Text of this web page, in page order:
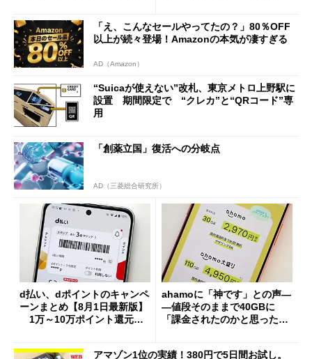
「え、こんなセールやってたの？」80％OFF
以上が続々登場！Amazonの本気が凄すぎる
AD（Amazon）
“Suicaが使えない”改札、東京メトロ上野駅に
設置 期間限定で “クレカ”と“QRコード”専
用
「創薬立国」復活への分岐点
AD（三菱総合研究所）
d払い、dポイントのキャンペ
ーンまとめ【8月1日最新版】
1万～10万ポイント還元の
ahamoに「神です」との声―
―値段そのままで40GBに
「課金されたのかと思った」
アマゾン1位の実績！380円で5日間お試し。